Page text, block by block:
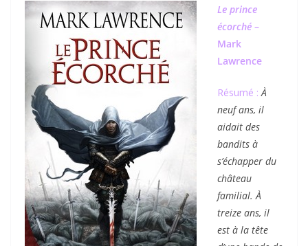
Le prince
écorché –
Mark
Lawrence
Résumé :À
neuf ans, il
aidait des
bandits à
s’échapper du
château
familial. À
treize ans, il
est à la tête